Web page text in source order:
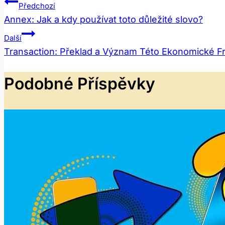
Navigace
Pro
Příspěvek
Předchozí
Annex: Jak a kdy používat toto důležité slovo?
Další
Transaction: Překlad a Význam Této Ekonomické
Podobné Příspěvky